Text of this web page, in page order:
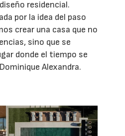
residencial.
por la idea del paso
crear una casa que no
sino que se
donde el tiempo se
Alexandra.